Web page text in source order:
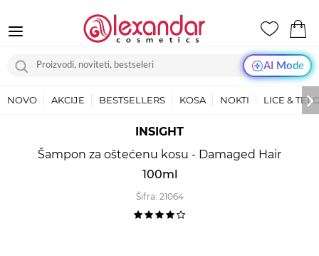
AI Mode
NOVO AKCIJE BESTSELLERS KOSA NOKTI LICE &
INSIGHT
Šampon za oštećenu kosu - Damaged Hair
100ml
Šifra: 21064